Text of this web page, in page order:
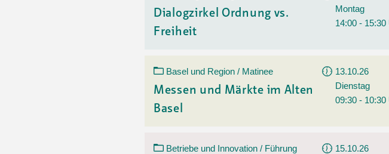
Dialogzirkel Ordnung vs.
Freiheit
Montag
14:00 - 15:30
Basel und Region / Matinee
Messen und Märkte im Alten
Basel
13.10.26
Dienstag
09:30 - 10:30
Betriebe und Innovation / Führung
15.10.26